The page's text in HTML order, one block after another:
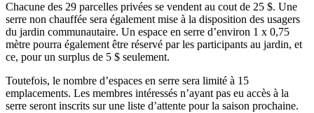
Chacune des 29 parcelles privées se vendent au cout de 25 $. Une
serre non chauffée sera également mise à la disposition des usagers
du jardin communautaire. Un espace en serre d’environ 1 x 0,75
mètre pourra également être réservé par les participants au jardin, et
ce, pour un surplus de 5 $ seulement.
Toutefois, le nombre d’espaces en serre sera limité à 15
emplacements. Les membres intéressés n’ayant pas eu accès à la
serre seront inscrits sur une liste d’attente pour la saison prochaine.